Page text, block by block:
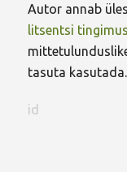
Autor annab
litsentsi
tasuta kasutada.
id